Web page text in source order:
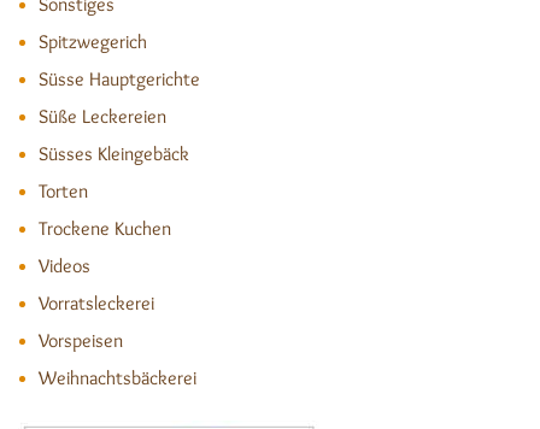
Spitzwegerich
Süsse Hauptgerichte
Süße Leckereien
Süsses Kleingebäck
Torten
Trockene Kuchen
Videos
Vorratsleckerei
Vorspeisen
Weihnachtsbäckerei